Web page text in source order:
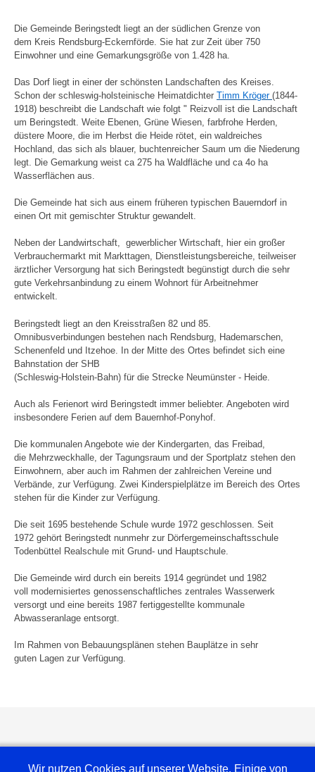
Die Gemeinde Beringstedt liegt an der südlichen Grenze von
dem Kreis Rendsburg-Eckernförde. Sie hat zur Zeit über 750
Einwohner und eine Gemarkungsgröße von 1.428 ha.
Das Dorf liegt in einer der schönsten Landschaften des Kreises.
Schon der schleswig-holsteinische Heimatdichter Timm Kröger (1844-
1918) beschreibt die Landschaft wie folgt " Reizvoll ist die Landschaft
um Beringstedt. Weite Ebenen, Grüne Wiesen, farbfrohe Herden,
düstere Moore, die im Herbst die Heide rötet, ein waldreiches
Hochland, das sich als blauer, buchtenreicher Saum um die Niederung
legt. Die Gemarkung weist ca 275 ha Waldfläche und ca 4o ha
Wasserflächen aus.
Die Gemeinde hat sich aus einem früheren typischen Bauerndorf in
einen Ort mit gemischter Struktur gewandelt.
Neben der Landwirtschaft, gewerblicher Wirtschaft, hier ein großer
Verbrauchermarkt mit Markttagen, Dienstleistungsbereiche, teilweiser
ärztlicher Versorgung hat sich Beringstedt begünstigt durch die sehr
gute Verkehrsanbindung zu einem Wohnort für Arbeitnehmer
entwickelt.
Beringstedt liegt an den Kreisstraßen 82 und 85.
Omnibusverbindungen bestehen nach Rendsburg, Hademarschen,
Schenenfeld und Itzehoe. In der Mitte des Ortes befindet sich eine
Bahnstation der SHB
(Schleswig-Holstein-Bahn) für die Strecke Neumünster - Heide.
Auch als Ferienort wird Beringstedt immer beliebter. Angeboten wird
insbesondere Ferien auf dem Bauernhof-Ponyhof.
Die kommunalen Angebote wie der Kindergarten, das Freibad,
die Mehrzweckhalle, der Tagungsraum und der Sportplatz stehen den
Einwohnern, aber auch im Rahmen der zahlreichen Vereine und
Verbände, zur Verfügung. Zwei Kinderspielplätze im Bereich des Ortes
stehen für die Kinder zur Verfügung.
Die seit 1695 bestehende Schule wurde 1972 geschlossen. Seit
1972 gehört Beringstedt nunmehr zur Dörfergemeinschaftsschule
Todenbüttel Realschule mit Grund- und Hauptschule.
Die Gemeinde wird durch ein bereits 1914 gegründet und 1982
voll modernisiertes genossenschaftliches zentrales Wasserwerk
versorgt und eine bereits 1987 fertiggestellte kommunale
Abwasseranlage entsorgt.
Im Rahmen von Bebauungsplänen stehen Bauplätze in sehr
guten Lagen zur Verfügung.
Wir nutzen Cookies auf unserer Website. Einige von